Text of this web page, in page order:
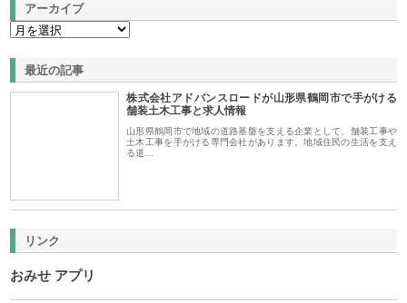
アーカイブ
最近の記事
株式会社アドバンスロードが山形県鶴岡市で手がける
舗装土木工事と求人情報
山形県鶴岡市で地域の道路基盤を支える企業として、舗装工事や
土木工事を手がける専門会社があります。地域住民の生活を支え
る道…
リンク
おみせ アプリ